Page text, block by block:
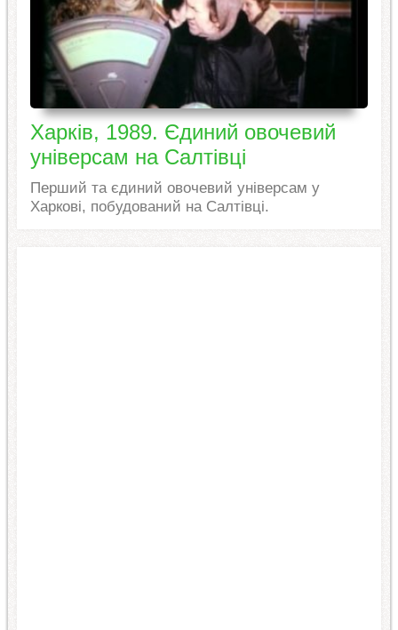
Харків, 1989. Єдиний овочевий
універсам на Салтівці
Перший та єдиний овочевий універсам у
Харкові, побудований на Салтівці.